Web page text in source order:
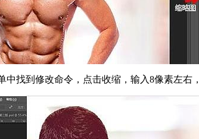
中找到修改命令，点击收缩，输入8像素左右